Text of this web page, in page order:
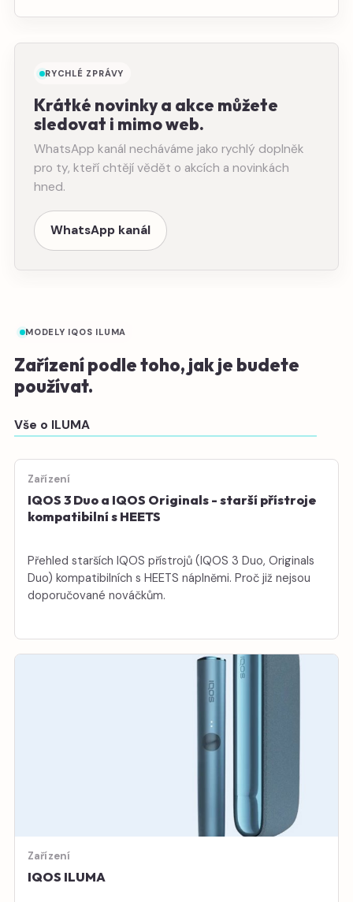
RYCHLÉ ZPRÁVY
Krátké novinky a akce můžete
sledovat i mimo web.
WhatsApp kanál necháváme jako rychlý doplněk
pro ty, kteří chtějí vědět o akcích a novinkách
hned.
WhatsApp kanál
MODELY IQOS ILUMA
Zařízení podle toho, jak je budete
používat.
Vše o ILUMA
Zařízení
IQOS 3 Duo a IQOS Originals - starší přístroje
kompatibilní s HEETS
Přehled starších IQOS přístrojů (IQOS 3 Duo, Originals
Duo) kompatibilních s HEETS náplněmi. Proč již nejsou
doporučované nováčkům.
Zařízení
IQOS ILUMA